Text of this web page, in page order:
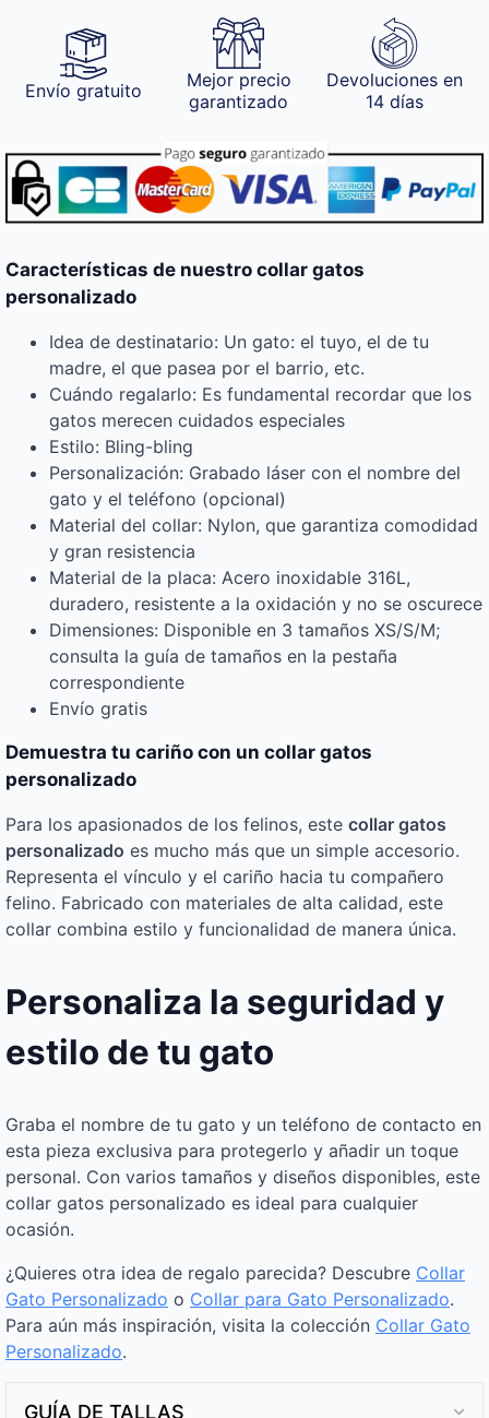
Envío gratuito
Mejor precio
garantizado
Devoluciones en
14 días
Características de nuestro collar gatos
personalizado
Idea de destinatario: Un gato: el tuyo, el de tu
madre, el que pasea por el barrio, etc.
Cuándo regalarlo: Es fundamental recordar que los
gatos merecen cuidados especiales
Estilo: Bling-bling
Personalización: Grabado láser con el nombre del
gato y el teléfono (opcional)
Material del collar: Nylon, que garantiza comodidad
y gran resistencia
Material de la placa: Acero inoxidable 316L,
duradero, resistente a la oxidación y no se oscurece
Dimensiones: Disponible en 3 tamaños XS/S/M;
consulta la guía de tamaños en la pestaña
correspondiente
Envío gratis
Demuestra tu cariño con un collar gatos
personalizado
Para los apasionados de los felinos, este collar gatos
personalizado es mucho más que un simple accesorio.
Representa el vínculo y el cariño hacia tu compañero
felino. Fabricado con materiales de alta calidad, este
collar combina estilo y funcionalidad de manera única.
Personaliza la seguridad y
estilo de tu gato
Graba el nombre de tu gato y un teléfono de contacto en
esta pieza exclusiva para protegerlo y añadir un toque
personal. Con varios tamaños y diseños disponibles, este
collar gatos personalizado es ideal para cualquier
ocasión.
¿Quieres otra idea de regalo parecida? Descubre Collar
Gato Personalizado o Collar para Gato Personalizado.
Para aún más inspiración, visita la colección Collar Gato
Personalizado.
GUÍA DE TALLAS